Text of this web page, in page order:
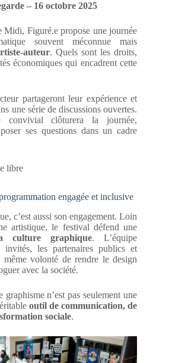
– 16 octobre 2025
Midi, Figuré.e propose une journée
souvent méconnue mais
auteur. Quels sont les droits,
économiques qui encadrent cette
partageront leur expérience et
une série de discussions ouvertes.
convivial clôturera la journée,
ses questions dans un cadre
libre
engagée et inclusive
c’est aussi son engagement. Loin
artistique, le festival défend une
culture graphique. L’équipe
invités, les partenaires publics et
volonté de rendre le design
avec la société.
n’est pas seulement une
outil de communication, de
sociale.